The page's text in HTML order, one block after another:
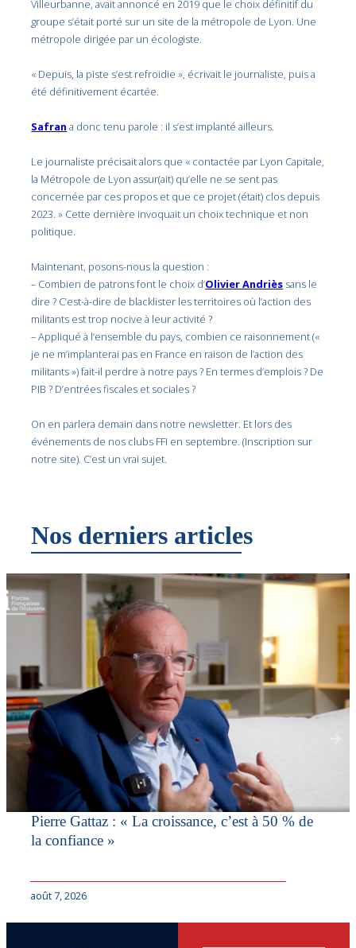
Villeurbanne, avait annoncé en 2019 que le choix définitif du
groupe s’était porté sur un site de la métropole de Lyon. Une
métropole dirigée par un écologiste.
« Depuis, la piste s’est refroidie », écrivait le journaliste, puis a
été définitivement écartée.
Safran a donc tenu parole : il s’est implanté ailleurs.
Le journaliste précisait alors que « contactée par Lyon Capitale,
la Métropole de Lyon assur(ait) qu’elle ne se sent pas
concernée par ces propos et que ce projet (était) clos depuis
2023. » Cette dernière invoquait un choix technique et non
politique.
Maintenant, posons-nous la question :
– Combien de patrons font le choix d’Olivier Andriès sans le
dire ? C’est-à-dire de blacklister les territoires où l’action des
militants est trop nocive à leur activité ?
– Appliqué à l’ensemble du pays, combien ce raisonnement («
je ne m’implanterai pas en France en raison de l’action des
militants ») fait-il perdre à notre pays ? En termes d’emplois ? De
PIB ? D’entrées fiscales et sociales ?
On en parlera demain dans notre newsletter. Et lors des
événements de nos clubs FFI en septembre. (Inscription sur
notre site). C’est un vrai sujet.
Nos derniers articles
Pierre Gattaz : « La croissance, c’est à 50 % de
la confiance »
août 7, 2026